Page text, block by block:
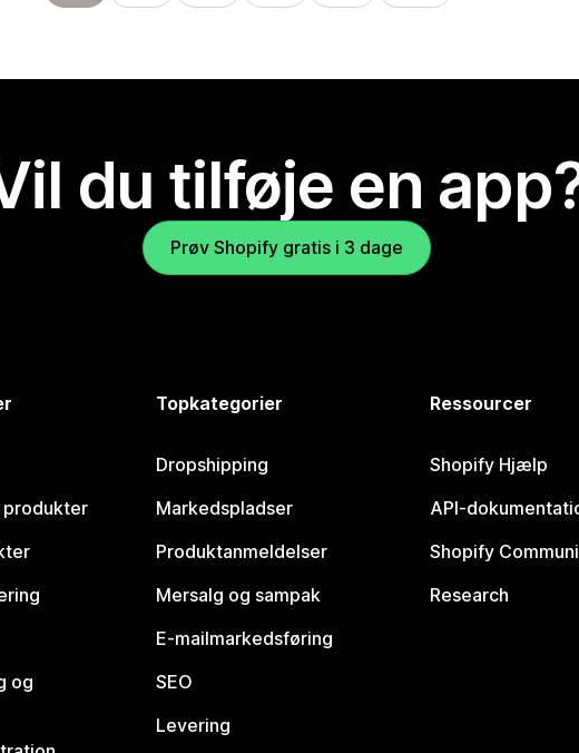
du tilføje en
Prøv Shopify gratis i 3 dage
og
Topkategorier
Dropshipping
Markedspladser
Produktanmeldelser
Mersalg og sampak
E-mailmarkedsføring
SEO
Levering
Ressourcer
Shopify Hjælp
API-
Shopify
Research